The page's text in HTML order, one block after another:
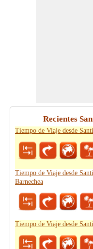
Recientes
Tiempo de Viaje desde
Tiempo de Viaje desde
Barnechea
Tiempo de Viaje desde